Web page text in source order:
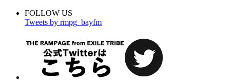
FOLLOW US
Tweets by rmpg_bayfm